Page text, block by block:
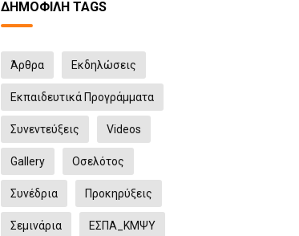
ΔΗΜΟΦΙΛΉ TAGS
Άρθρα Eκδηλώσεις
Εκπαιδευτικά Προγράμματα
Συνεντεύξεις Videos
Gallery Οσελότος
Συνέδρια Προκηρύξεις
Σεμινάρια ΕΣΠΑ_ΚΜΨΥ